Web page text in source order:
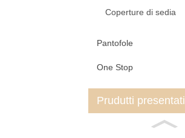
Coperture di sedia
Pantofole
One Stop
Prudutti presentati